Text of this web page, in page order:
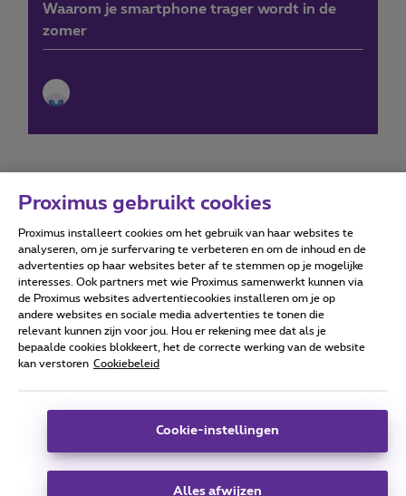
Waarom je smartphone trager wordt in de
zomer
Forumvoorwaarden Accessibility statement
Alle rechten voorbehouden. © Proximus
Algemene voorwaarden, consumenteninfo
Deze website is gecreëerd en wordt beheerd conform het
Koning Albert II-laan 27 - B-1030 Brussel.
Proximus gebruikt cookies
Proximus installeert cookies om het gebruik van haar websites te
analyseren, om je surfervaring te verbeteren en om de inhoud en de
advertenties op haar websites beter af te stemmen op je mogelijke
interesses. Ook partners met wie Proximus samenwerkt kunnen via
de Proximus websites advertentiecookies installeren om je op
andere websites en sociale media advertenties te tonen die
relevant kunnen zijn voor jou. Hou er rekening mee dat als je
bepaalde cookies blokkeert, het de correcte werking van de website
kan verstoren Cookiebeleid
Cookie-instellingen
Alles afwijzen